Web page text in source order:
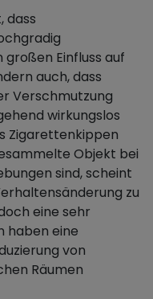
dass
Einfluss auf
auch, dass
Verschmutzung
wirkungslos
Zigarettenkippen
Objekt bei
sind, scheint
zu
eine sehr
haben eine
von
Räumen